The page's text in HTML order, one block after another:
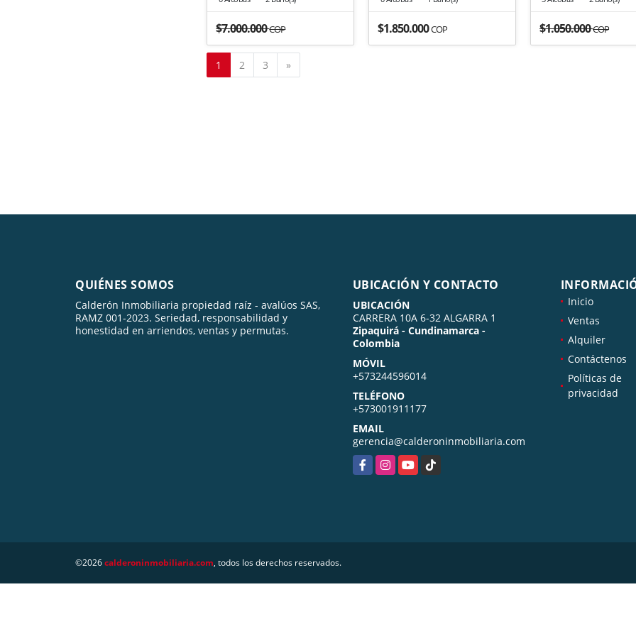
$7.000.000COP $1.850.000COP $1.050.000COP
1 2 3 »
QUIÉNES SOMOS
Calderón Inmobiliaria propiedad raíz - avalúos SAS,
RAMZ 001-2023. Seriedad, responsabilidad y
honestidad en arriendos, ventas y permutas.
UBICACIÓN Y CONTACTO
UBICACIÓN
CARRERA 10A 6-32 ALGARRA 1
Zipaquirá - Cundinamarca -
Colombia
MÓVIL
+573244596014
TELÉFONO
+573001911177
EMAIL
gerencia@calderoninmobiliaria.com
FacebookInstagramYouTubeTikTok
Inicio
Ventas
Alquiler
Contáctenos
Políticas de
privacidad
©2026calderoninmobiliaria.com, todos los derechos reservados.